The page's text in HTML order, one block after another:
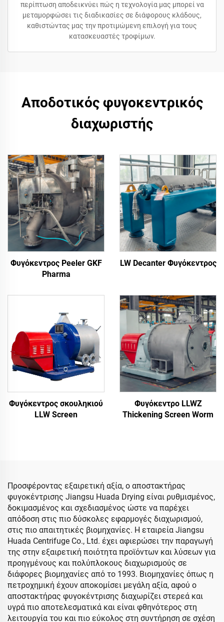
περίπτωση αποδεικνύει πώς η τεχνολογία μας μπορεί να
μεταμορφώσει τις διαδικασίες σε διάφορους κλάδους,
καθιστώντας μας την προτιμώμενη επιλογή για τους
κατασκευαστές τροφίμων.
Αποδοτικός φυγοκεντρικός
διαχωριστής
Φυγόκεντρος Peeler GKF
Pharma
LW Decanter Φυγόκεντρος
Φυγόκεντρος σκουληκιού
LLW Screen
Φυγόκεντρο LLWZ
Thickening Screen Worm
Προσφέροντας εξαιρετική αξία, ο αποστακτήρας
φυγοκέντρισης Jiangsu Huada Drying είναι ρυθμισμένος,
δοκιμασμένος και σχεδιασμένος ώστε να παρέχει
απόδοση στις πιο δύσκολες εφαρμογές διαχωρισμού,
στις πιο απαιτητικές βιομηχανίες. Η εταιρεία Jiangsu
Huada Centrifuge Co., Ltd. έχει αφιερώσει την παραγωγή
της στην εξαιρετική ποιότητα προϊόντων και λύσεων για
προηγμένους και πολύπλοκους διαχωρισμούς σε
διάφορες βιομηχανίες από το 1993. Βιομηχανίες όπως η
πετροχημική έχουν αποκομίσει μεγάλη αξία, αφού ο
αποστακτήρας φυγοκέντρισης διαχωρίζει στερεά και
υγρά πιο αποτελεσματικά και είναι φθηνότερος στη
λειτουργία του και πιο εύκολος στη συντήρηση σε σχέση